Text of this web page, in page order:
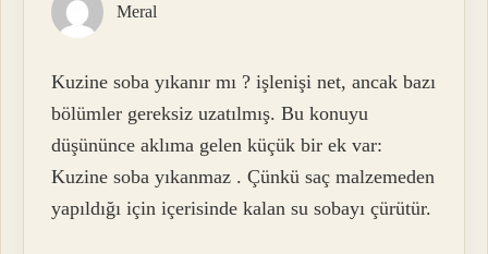
Meral
Kuzine soba yıkanır mı ? işlenişi net, ancak bazı
bölümler gereksiz uzatılmış. Bu konuyu
düşününce aklıma gelen küçük bir ek var:
Kuzine soba yıkanmaz . Çünkü saç malzemeden
yapıldığı için içerisinde kalan su sobayı çürütür.